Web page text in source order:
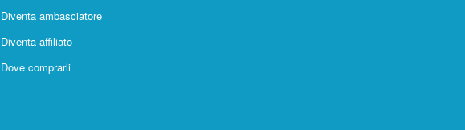
Diventa ambasciatore
Diventa affiliato
Dove comprarli